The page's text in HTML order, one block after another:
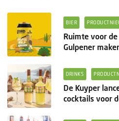
BIER
Ruimte voor
Gulpener
DRINKS
De Kuyper
cocktails voor